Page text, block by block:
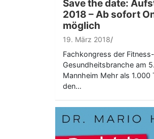
Save the date:
2018 – Ab sofort
möglich
19. März 2018
Fachkongress der
Gesundheitsbranche am
Mannheim Mehr als 1.000
den…